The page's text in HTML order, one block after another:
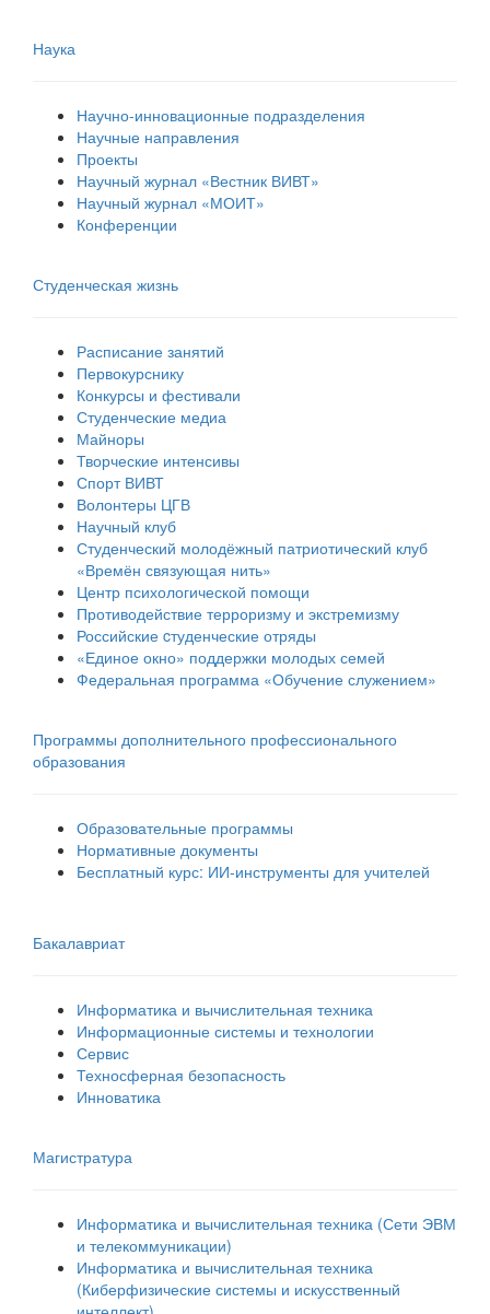
Наука
Научно-инновационные подразделения
Научные направления
Проекты
Научный журнал «Вестник ВИВТ»
Научный журнал «МОИТ»
Конференции
Студенческая жизнь
Расписание занятий
Первокурснику
Конкурсы и фестивали
Студенческие медиа
Майноры
Творческие интенсивы
Спорт ВИВТ
Волонтеры ЦГВ
Научный клуб
Студенческий молодёжный патриотический клуб
«Времён связующая нить»
Центр психологической помощи
Противодействие терроризму и экстремизму
Российские cтуденческие отряды
«Единое окно» поддержки молодых семей
Федеральная программа «Обучение служением»
Программы дополнительного профессионального
образования
Образовательные программы
Нормативные документы
Бесплатный курс: ИИ‑инструменты для учителей
Бакалавриат
Информатика и вычислительная техника
Информационные системы и технологии
Сервис
Техносферная безопасность
Инноватика
Магистратура
Информатика и вычислительная техника (Сети ЭВМ
и телекоммуникации)
Информатика и вычислительная техника
(Киберфизические системы и искусственный